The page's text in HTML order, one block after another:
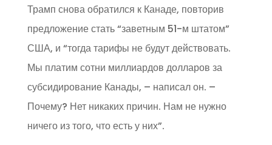
Трамп снова обратился к Канаде, повторив
предложение стать “заветным 51-м штатом”
США, и “тогда тарифы не будут действовать.
Мы платим сотни миллиардов долларов за
субсидирование Канады, – написал он. –
Почему? Нет никаких причин. Нам не нужно
ничего из того, что есть у них”.